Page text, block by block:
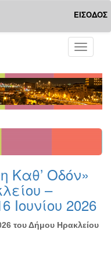
ΕΙΣΟΔΟΣ
Toggle
Καθ’ Οδόν»
–
2026
του Δήμου Ηρακλείου